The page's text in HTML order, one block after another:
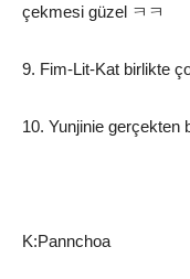
çekmesi güzel ㅋㅋ
9. Fim-Lit-Kat birlikte
10. Yunjinie
K:Pannchoa